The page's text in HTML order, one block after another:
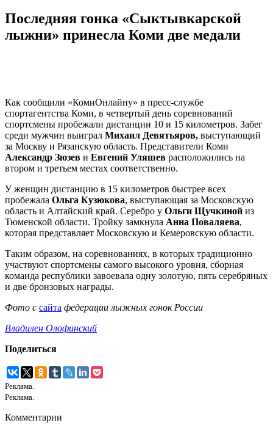
Последняя гонка «Сыктывкарской
лыжни» принесла Коми две медали
Как сообщили «КомиОнлайну» в пресс-службе
спортагентства Коми, в четвертый день соревнований
спортсмены пробежали дистанции 10 и 15 километров. Забег
среди мужчин выиграл Михаил Девятьяров, выступающий
за Москву и Рязанскую область. Представители Коми
Александр Зюзев и Евгений Уляшев расположились на
втором и третьем местах соответственно.
У женщин дистанцию в 15 километров быстрее всех
пробежала Ольга Кузюкова, выступающая за Московскую
область и Алтайский край. Серебро у Ольги Щучкиной из
Тюменской области. Тройку замкнула Анна Поваляева,
которая представляет Московскую и Кемеровскую области.
Таким образом, на соревнованиях, в которых традиционно
участвуют спортсмены самого высокого уровня, сборная
команда республики завоевала одну золотую, пять серебряных
и две бронзовых награды.
Фото с сайта федерации лыжных гонок России
Владилен Олофинский
Поделиться
Реклама.
Реклама.
Комментарии